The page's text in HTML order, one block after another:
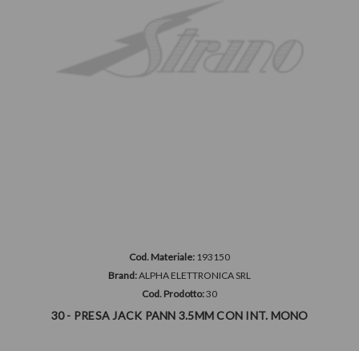
Cod. Materiale: 193150
Brand:ALPHA ELETTRONICA SRL
Cod. Prodotto:30
30 - PRESA JACK PANN 3.5MM CON INT. MONO